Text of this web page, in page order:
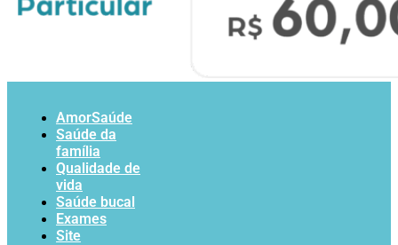
AmorSaúde
Saúde da
família
Qualidade de
vida
Saúde bucal
Exames
Site